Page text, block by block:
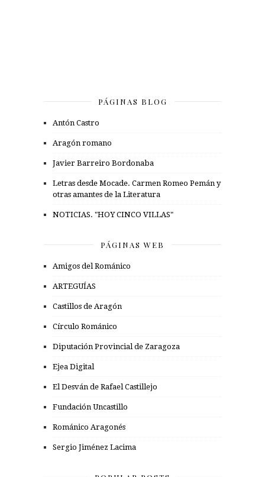
PÁGINAS BLOG
Antón Castro
Aragón romano
Javier Barreiro Bordonaba
Letras desde Mocade. Carmen Romeo Pemán y
otras amantes de la Literatura
NOTICIAS. "HOY CINCO VILLAS"
PÁGINAS WEB
Amigos del Románico
ARTEGUÍAS
Castillos de Aragón
Círculo Románico
Diputación Provincial de Zaragoza
Ejea Digital
El Desván de Rafael Castillejo
Fundación Uncastillo
Románico Aragonés
Sergio Jiménez Lacima